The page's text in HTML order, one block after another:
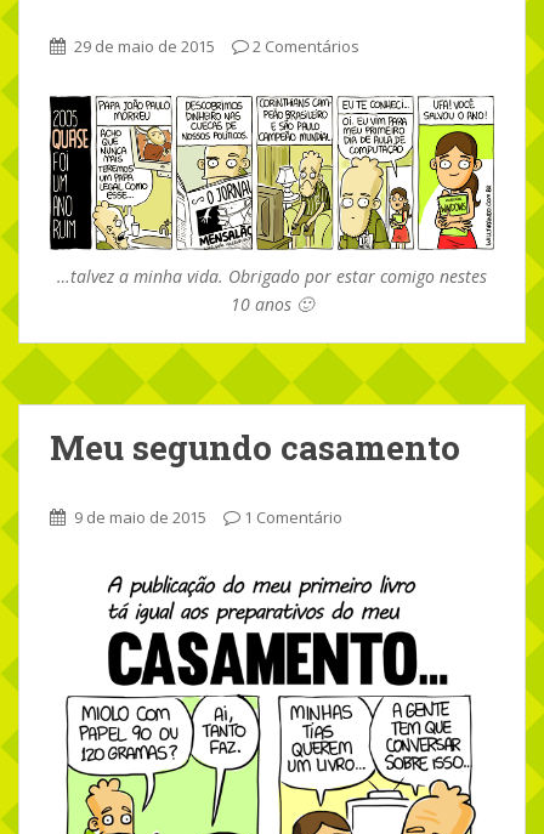
29 de maio de 2015 2 Comentários
…talvez a minha vida. Obrigado por estar comigo nestes
10 anos 🙂
Meu segundo casamento
9 de maio de 2015 1 Comentário